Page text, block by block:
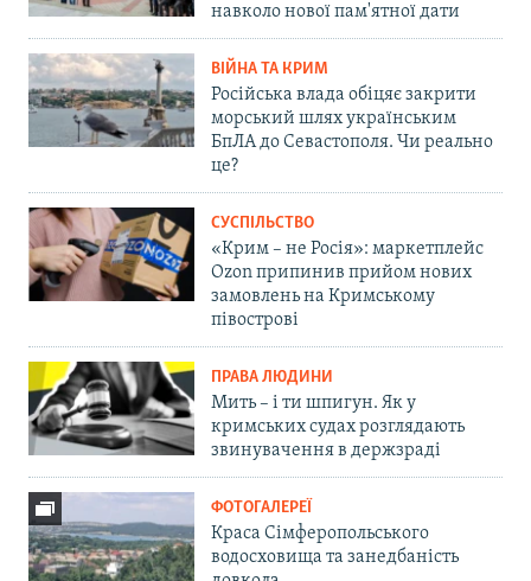
навколо нової пам'ятної дати
ВІЙНА ТА КРИМ
Російська влада обіцяє закрити
морський шлях українським
БпЛА до Севастополя. Чи реально
це?
СУСПІЛЬСТВО
«Крим – не Росія»: маркетплейс
Ozon припинив прийом нових
замовлень на Кримському
півострові
ПРАВА ЛЮДИНИ
Мить – і ти шпигун. Як у
кримських судах розглядають
звинувачення в держзраді
ФОТОГАЛЕРЕЇ
Краса Сімферопольського
водосховища та занедбаність